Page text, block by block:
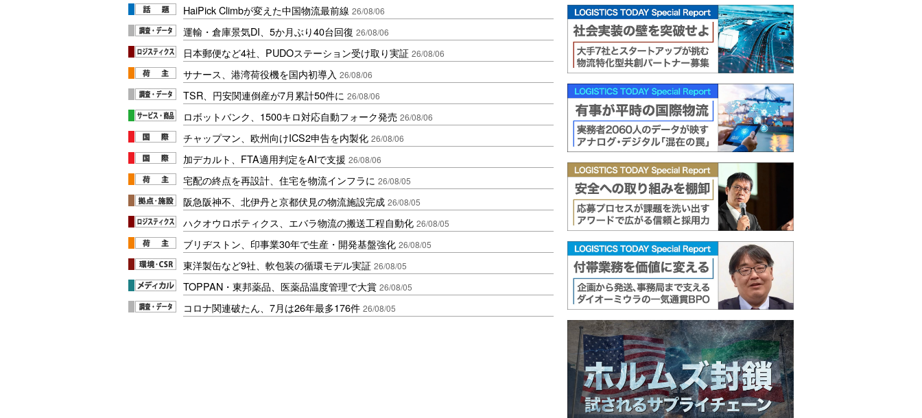
HaiPick Climbが変えた中国物流最前線 26/08/06
運輸・倉庫景気DI、5か月ぶり40台回復 26/08/06
日本郵便など4社、PUDOステーション受け取り実証 26/08/06
サナース、港湾荷役機を国内初導入 26/08/06
TSR、円安関連倒産が7月累計50件に 26/08/06
ロボットバンク、1500キロ対応自動フォーク発売 26/08/06
チャップマン、欧州向けICS2申告を内製化 26/08/06
加デカルト、FTA適用判定をAIで支援 26/08/06
宅配の終点を再設計、住宅を物流インフラに 26/08/05
阪急阪神不、北伊丹と京都伏見の物流施設完成 26/08/05
ハクオウロボティクス、エバラ物流の搬送工程自動化 26/08/05
ブリヂストン、印事業30年で生産・開発基盤強化 26/08/05
東洋製缶など9社、軟包装の循環モデル実証 26/08/05
TOPPAN・東邦薬品、医薬品温度管理で大賞 26/08/05
コロナ関連破たん、7月は26年最多176件 26/08/05